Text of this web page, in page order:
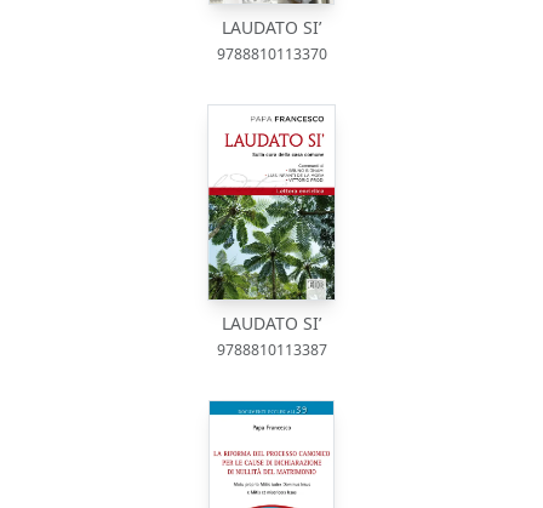
LAUDATO SI’
9788810113370
LAUDATO SI’
9788810113387